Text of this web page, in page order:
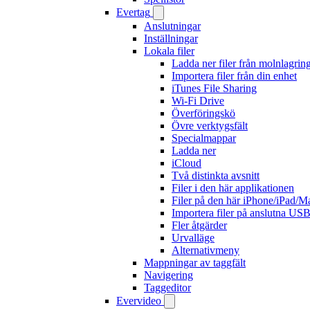
Evertag
Anslutningar
Inställningar
Lokala filer
Ladda ner filer från
Importera filer från din enhet
iTunes File Sharing
Wi-Fi Drive
Överföringskö
Övre verktygsfält
Specialmappar
Ladda ner
iCloud
Två distinkta avsnitt
Filer i den här applikationen
Filer på den här iPhone/iPad/
Importera filer på anslutna
Fler åtgärder
Urvalläge
Alternativmeny
Mappningar av taggfält
Navigering
Taggeditor
Evervideo